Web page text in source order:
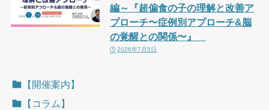
編～『超偏食の子の理解と改善ア
プローチ〜症例別アプローチ&脳
の覚醒との関係〜』
2026年7月5日
【開催案内】
【コラム】